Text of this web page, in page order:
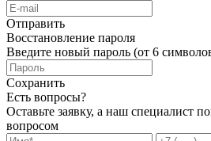
Отправить
Восстановление пароля
Введите новый пароль (от 6
Сохранить
Есть вопросы?
Оставьте заявку, а наш специалист
вопросом